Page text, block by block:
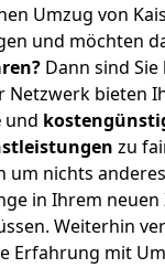
Umzug von
und möchten
Dann sind
Netzwerk bieten
und
zu
um nichts
in Ihrem neuen
Weiterhin
Erfahrung mit